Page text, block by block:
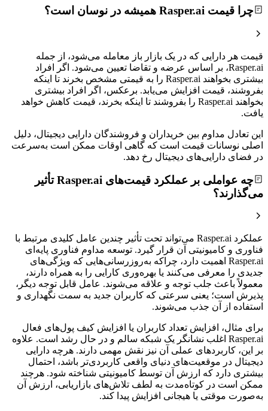
چرا قیمت Rasper.ai همیشه در نوسان است؟
قیمت هر دارایی که در یک بازار باز معامله می‌شود، از جمله
Rasper.ai، بر اساس عرضه و تقاضا تعیین می‌شود. اگر افراد
بیشتری بخواهند Rasper.ai را به قیمتی مشخص بخرند تا اینکه
بفروشند، قیمت افزایش می‌یابد. برعکس، اگر افراد بیشتری
بخواهند Rasper.ai را بفروشند تا اینکه بخرند، قیمت کاهش خواهد
یافت.
این تعادل مداوم بین خریداران و فروشندگان دارایی دیجیتال، دلیل
اصلی نوسانات قیمت است که گاهی اوقات ممکن است به‌سرعت
در فضای دارایی‌های دیجیتال رخ دهد.
چه عواملی بر عملکرد قیمت‌های Rasper.ai تأثیر
می‌گذارند؟
عملکرد Rasper.ai می‌تواند تحت تأثیر چندین عامل کلیدی مرتبط با
فناوری و کامیونیتی آن قرار گیرد. توسعه مداوم فناوری پایه‌ای
Rasper.ai اهمیت دارد، چراکه به‌روزرسانی‌هایی که ویژگی‌های
جدیدی را معرفی می‌کنند یا بهره‌وری کارایی را به همراه دارند،
معمولاً باعث جلب توجه و علاقه‌ می‌شوند. عامل قابل توجه دیگر،
پذیرش است؛ یعنی سرعتی که کاربران جدید به سمت نگهداری و
استفاده از آن جذب می‌شوند.
برای مثال، افزایش تعداد کاربران یا افزایش کیف پول‌های فعال
Rasper.ai اغلب نشانگر یک شبکه سالم و در حال رشد است. علاوه
بر این، کاربردهای عملی آن نیز نقش مهمی دارند. هرچه دارایی
دیجیتال در موقعیت‌های دنیای واقعی کاربردی‌تر باشد، احتمال
بیشتری دارد که ارزش آن توسط کامیونیتی شناخته شود. هرچند
ممکن است در کوتاه‌مدت به لطف تلاش‌های بازاریابی، ارزش آن
به‌صورت موقتی یا هیجانی افزایش پیدا کند.